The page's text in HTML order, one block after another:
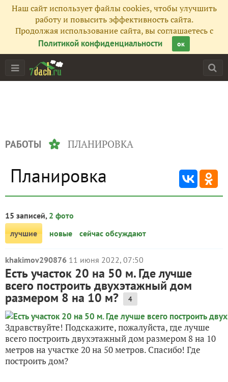
Наш сайт использует файлы cookies, чтобы улучшить
работу и повысить эффективность сайта.
Продолжая использование сайта, вы соглашаетесь с
Политикой конфиденциальности
ок
РАБОТЫ ПЛАНИРОВКА
Планировка
15 записей, 2 фото
лучшие
новые сейчас обсуждают
khakimov290876 11 июня 2022, 07:50
Есть участок 20 на 50 м. Где лучше
всего построить двухэтажный дом
размером 8 на 10 м? 4
Здравствуйте! Подскажите, пожалуйста, где лучше
всего построить двухэтажный дом размером 8 на 10
метров на участке 20 на 50 метров. Спасибо! Где
построить дом?